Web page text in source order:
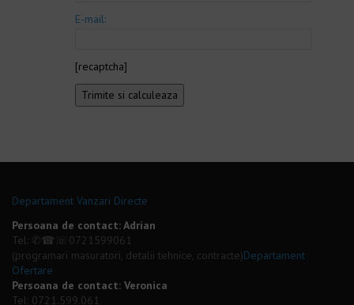
E-mail:
[recaptcha]
Departament Vanzari Directe
Persoana de contact: Adrian
Tel: ✆☎☏ 0721599061
(programari masuratori, detalii tehnice, contracte)Departament
Ofertare
Persoana de contact: Veronica
Tel: 0721.599.061